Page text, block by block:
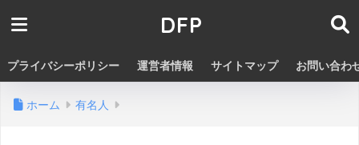
DFP
プライバシーポリシー 運営者情報 サイトマップ お問い合わ
ホーム 有名人